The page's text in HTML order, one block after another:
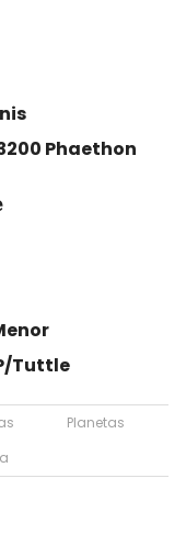
Phaethon
Tuttle
Planetas